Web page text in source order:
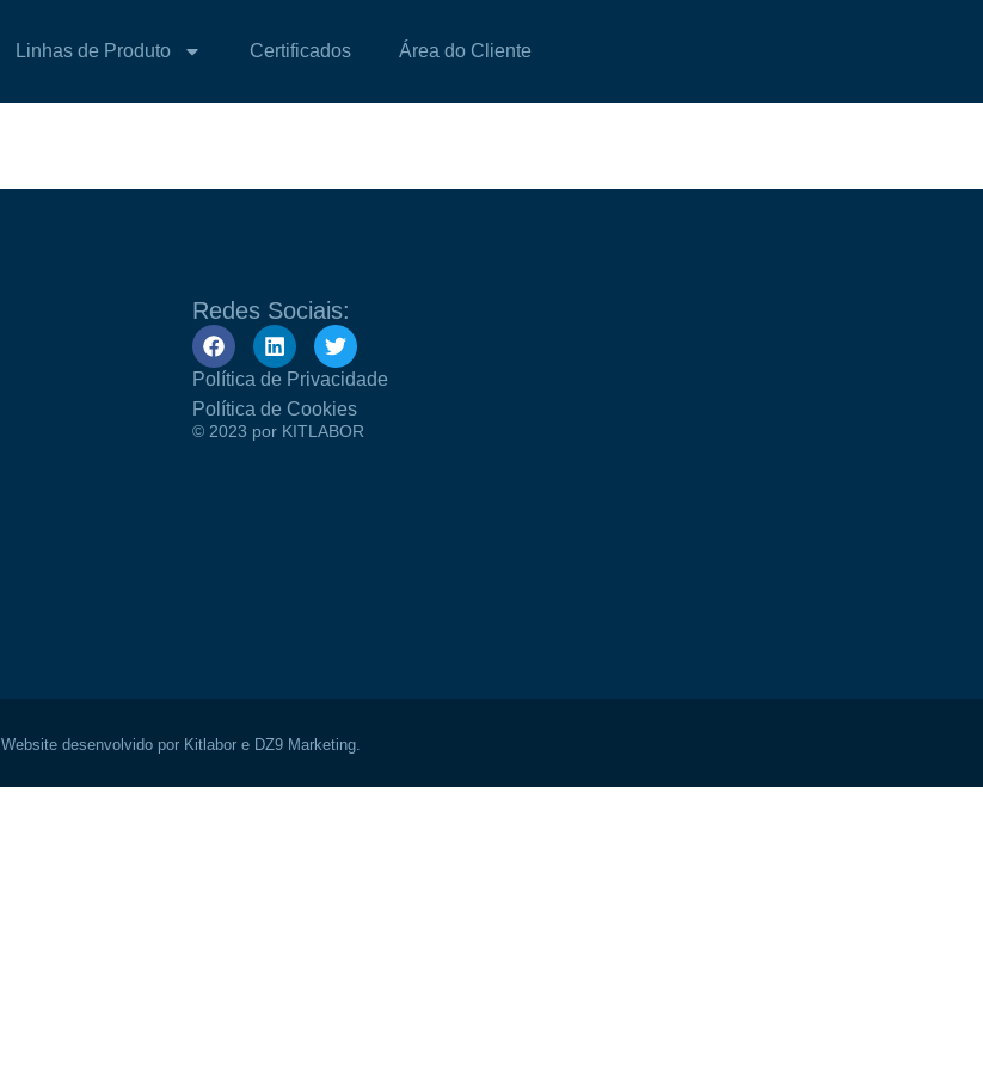
Linhas de Produto Certificados Área do Cliente
Redes Sociais:
Política de Privacidade
Política de Cookies
© 2023 por KITLABOR
Website desenvolvido por Kitlabor e DZ9 Marketing.